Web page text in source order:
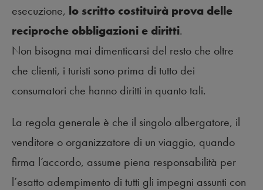
esecuzione, lo scritto costituirà prova delle
reciproche obbligazioni e diritti.
Non bisogna mai dimenticarsi del resto che oltre
che clienti, i turisti sono prima di tutto dei
consumatori che hanno diritti in quanto tali.
La regola generale è che il singolo albergatore, il
venditore o organizzatore di un viaggio, quando
firma l’accordo, assume piena responsabilità per
l’esatto adempimento di tutti gli impegni assunti con